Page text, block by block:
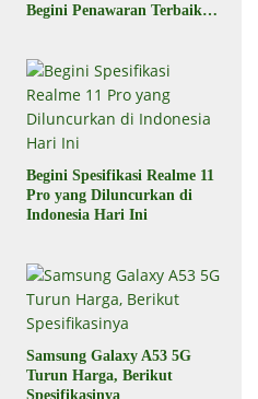
Begini Penawaran Terbaik
Begini Spesifikasi Realme 11
Pro yang Diluncurkan di
Indonesia Hari Ini
Samsung Galaxy A53 5G
Turun Harga, Berikut
Spesifikasinya